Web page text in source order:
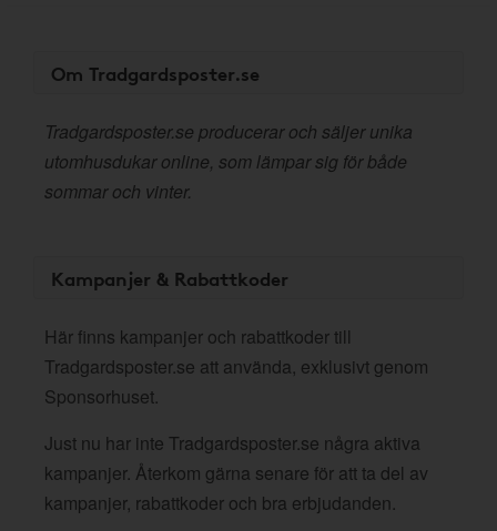
Om Tradgardsposter.se
Tradgardsposter.se producerar och säljer unika
utomhusdukar online, som lämpar sig för både
sommar och vinter.
Kampanjer & Rabattkoder
Här finns kampanjer och rabattkoder till
Tradgardsposter.se att använda, exklusivt genom
Sponsorhuset.
Just nu har inte Tradgardsposter.se några aktiva
kampanjer. Återkom gärna senare för att ta del av
kampanjer, rabattkoder och bra erbjudanden.